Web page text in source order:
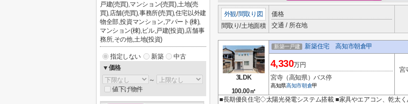
外観/間取り図
間取り/土地面積
価格
交通 / 所在地
3LDK
100.00㎡
新築一戸建 新築住宅 高知市朝倉甲
4,330万円
宮寺（高知県）バス停
高知県高知市朝倉甲
宮
■長期優良住宅◇太陽光発電システム搭載 ■家具やエアコン、乾太
戸建(売買),マンション(売買),土地(売
買),店舗(売買),事務所(売買),住宅以外建
物全部,投資マンション,アパート(棟),
マンション(棟),ビル,戸建(投資),店舗事
務所,その他,土地(投資)
指定しない 新築
中古
▼価格
～
値下げ物件